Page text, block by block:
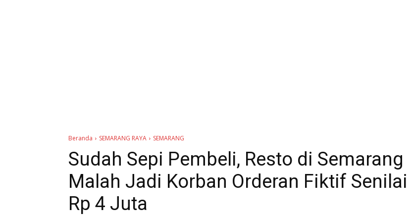
Beranda SEMARANG RAYA SEMARANG
Sudah Sepi Pembeli, Resto di Semarang
Malah Jadi Korban Orderan Fiktif Senilai
Rp 4 Juta